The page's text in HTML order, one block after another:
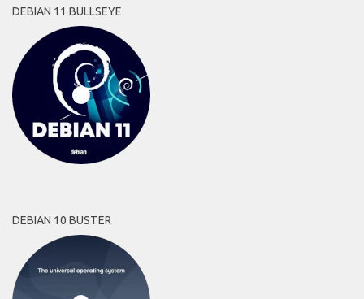
DEBIAN 11 BULLSEYE
DEBIAN 10 BUSTER